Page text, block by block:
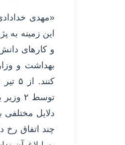
«مهدی
این زمینه به
توسط
چند اتفاق رخ